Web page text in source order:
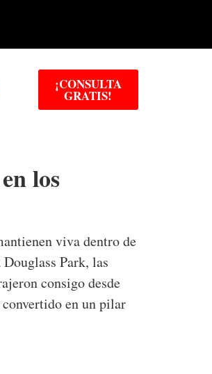
¡CONSULTA
GRATIS!
los
viva dentro de
Park, las
consigo desde
en un pilar